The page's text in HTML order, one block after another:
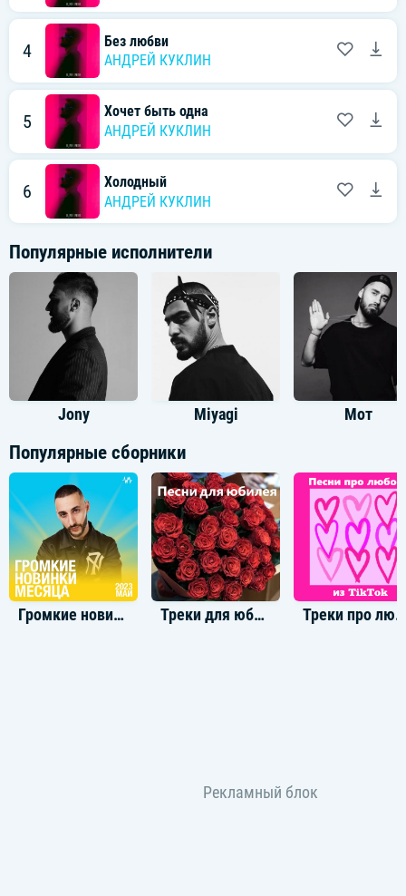
4
Без любви
АНДРЕЙ КУКЛИН
5
Хочет быть одна
АНДРЕЙ КУКЛИН
6
Холодный
АНДРЕЙ КУКЛИН
Популярные исполнители
Jony Miyagi Мот
Популярные сборники
Громкие новинки: Май 2023 Треки для юбилея Треки про любовь из TikTok